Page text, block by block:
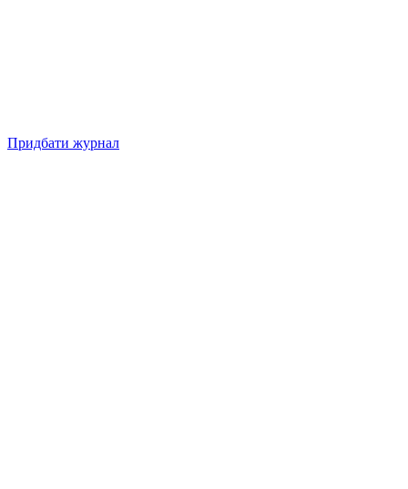
Придбати журнал